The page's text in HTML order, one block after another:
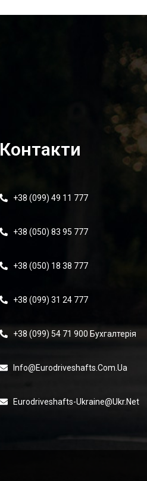
Контакти
+38 (099) 49 11 777
+38 (050) 83 95 777
+38 (050) 18 38 777
+38 (099) 31 24 777
+38 (099) 54 71 900 Бухгалтерія
Info@eurodriveshafts.com.ua
Eurodriveshafts-Ukraine@ukr.net